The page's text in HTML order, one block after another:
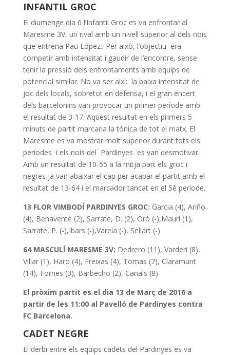
INFANTIL GROC
El diumenge dia 6 l’Infantil Groc es va enfrontar al
Maresme 3V, un rival amb un nivell superior al dels nois
que entrena Pau López.. Per això, l’objectiu era
competir amb intensitat i gaudir de l’encontre, sense
tenir la pressió dels enfrontaments amb equips de
potencial similar. No va ser així: la baixa intensitat de
joc dels locals, sobretot en defensa, i el gran encert
dels barcelonins van provocar un primer període amb
el resultat de 3-17. Aquest resultat en els primers 5
minuts de partit marcaria la tònica de tot el matx. El
Maresme es va mostrar molt superior durant tots els
períodes i els nois del Pardinyes es van desmotivar.
Amb un resultat de 10-55 a la mitja part els groc i
negres ja van abaixar el cap per acabar el partit amb el
resultat de 13-64 i el marcador tancat en el 5è període.
13 FLOR VIMBODÍ PARDINYES GROC: Garcia (4), Ariño
(4), Benavente (2), Sarrate, D. (2), Oró (-),Mauri (1),
Sarrate, P. (-),Ibars (-),Varela (-), Sellart (-)
64 MASCULÍ MARESME 3V: Dedrero (11), Varderi (8),
Villar (1), Haro (4), Freixas (4), Tomas (7), Claramunt
(14), Fornes (3), Barbecho (2), Canals (8)
El pròxim partit es el dia 13 de Març de 2016 a
partir de les 11:00 al Pavelló de Pardinyes contra
FC Barcelona.
CADET NEGRE
El derbi entre els equips cadets del Pardinyes es va